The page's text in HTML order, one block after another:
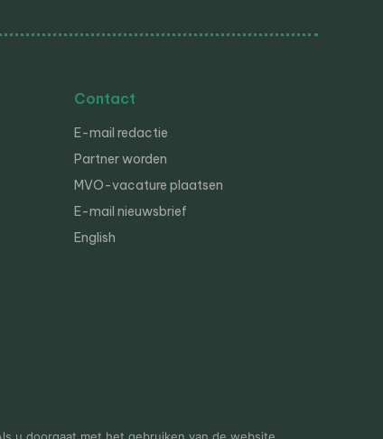
Contact
E-mail redactie
Partner worden
MVO-vacature plaatsen
E-mail nieuwsbrief
English